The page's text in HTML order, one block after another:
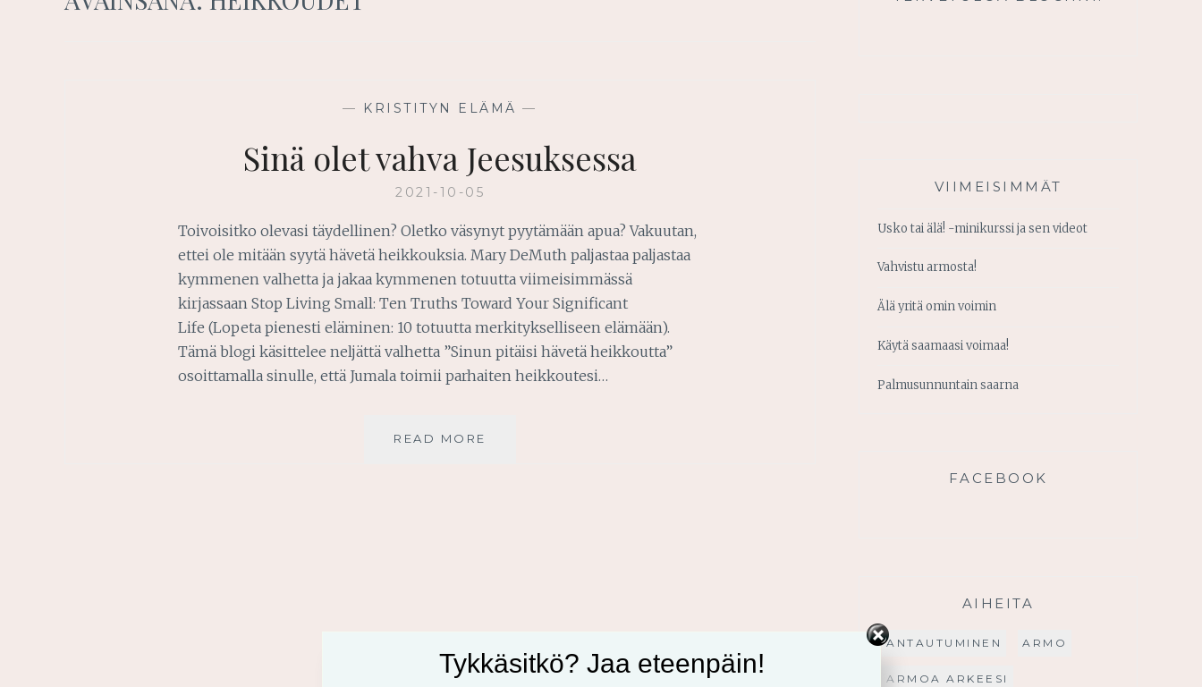
— KRISTITYN ELÄMÄ —
Sinä olet vahva Jeesuksessa
2021-10-05
Toivoisitko olevasi täydellinen? Oletko väsynyt pyytämään apua? Vakuutan,
ettei ole mitään syytä hävetä heikkouksia. Mary DeMuth paljastaa paljastaa
kymmenen valhetta ja jakaa kymmenen totuutta viimeisimmässä
kirjassaan Stop Living Small: Ten Truths Toward Your Significant
Life (Lopeta pienesti eläminen: 10 totuutta merkitykselliseen elämään).
Tämä blogi käsittelee neljättä valhetta ”Sinun pitäisi hävetä heikkoutta”
osoittamalla sinulle, että Jumala toimii parhaiten heikkoutesi…
READ MORE
VIIMEISIMMÄT
Usko tai älä! -minikurssi ja sen videot
Vahvistu armosta!
Älä yritä omin voimin
Käytä saamaasi voimaa!
Palmusunnuntain saarna
FACEBOOK
AIHEITA
ANTAUTUMINEN ARMO
ARMOA ARKEESI
Tykkäsitkö? Jaa eteenpäin!